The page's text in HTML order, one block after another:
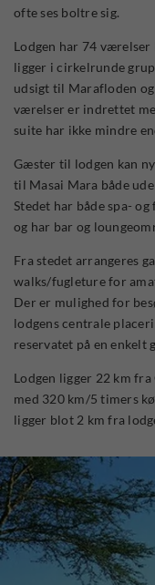
ofte ses boltre sig.
Lodgen har 74
ligger i cirkelrunde
udsigt til Marafloden
værelser er indrettet
suite har ikke mindre
Gæster til lodgen kan
til Masai Mara både
Stedet har både spa-
og har bar og
Fra stedet arrangeres
walks/fugleture for
Der er mulighed for
lodgens centrale
reservatet på en enkelt
Lodgen ligger 22 km
med 320 km/5 timers
ligger blot 2 km fra